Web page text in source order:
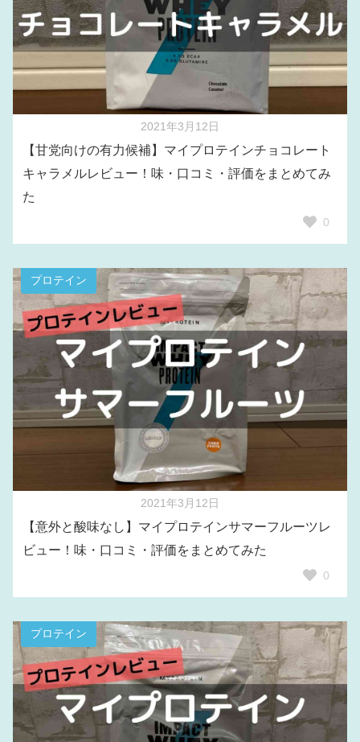
2021年3月12日
【甘党向けの有力候補】マイプロテインチョコレート
キャラメルレビュー！味・口コミ・評価をまとめてみ
た
0
プロテイン
2021年3月12日
【意外と酸味なし】マイプロテインサマーフルーツレ
ビュー！味・口コミ・評価をまとめてみた
0
プロテイン